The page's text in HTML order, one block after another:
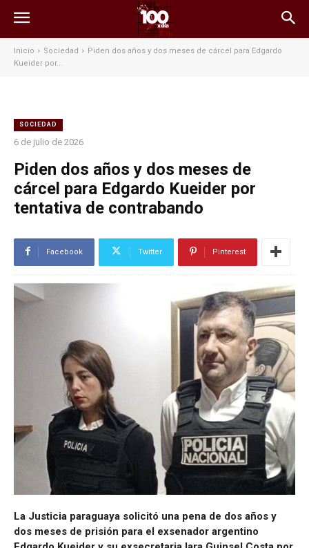
Inicio Sociedad
Piden dos años y dos meses de cárcel para Edgardo
Kueider por...
SOCIEDAD
6 de julio de 2026
Piden dos años y dos meses de
cárcel para Edgardo Kueider por
tentativa de contrabando
Facebook Twitter Pinterest
La Justicia paraguaya solicitó una pena de dos años y
dos meses de prisión para el exsenador argentino